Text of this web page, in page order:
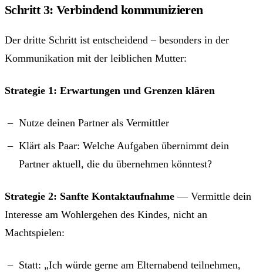
Schritt 3: Verbindend kommunizieren
Der dritte Schritt ist entscheidend – besonders in der
Kommunikation mit der leiblichen Mutter:
Strategie 1: Erwartungen und Grenzen klären
Nutze deinen Partner als Vermittler
Klärt als Paar: Welche Aufgaben übernimmt dein
Partner aktuell, die du übernehmen könntest?
Strategie 2: Sanfte Kontaktaufnahme — Vermittle dein
Interesse am Wohlergehen des Kindes, nicht an
Machtspielen:
Statt: „Ich würde gerne am Elternabend teilnehmen,